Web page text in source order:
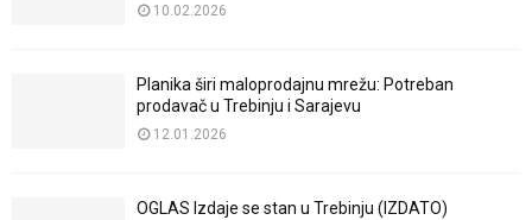
10.02.2026
Planika širi maloprodajnu mrežu: Potreban
prodavač u Trebinju i Sarajevu
12.01.2026
OGLAS Izdaje se stan u Trebinju (IZDATO)